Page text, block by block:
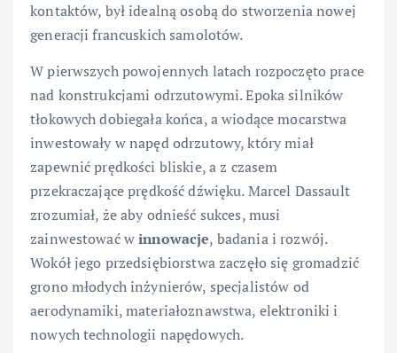
kontaktów, był idealną osobą do stworzenia nowej
generacji francuskich samolotów.
W pierwszych powojennych latach rozpoczęto prace
nad konstrukcjami odrzutowymi. Epoka silników
tłokowych dobiegała końca, a wiodące mocarstwa
inwestowały w napęd odrzutowy, który miał
zapewnić prędkości bliskie, a z czasem
przekraczające prędkość dźwięku. Marcel Dassault
zrozumiał, że aby odnieść sukces, musi
zainwestować winnowacje, badania i rozwój.
Wokół jego przedsiębiorstwa zaczęło się gromadzić
grono młodych inżynierów, specjalistów od
aerodynamiki, materiałoznawstwa, elektroniki i
nowych technologii napędowych.